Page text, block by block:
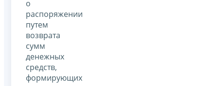
о
распоряжении
путем
возврата
сумм
денежных
средств,
формирующих